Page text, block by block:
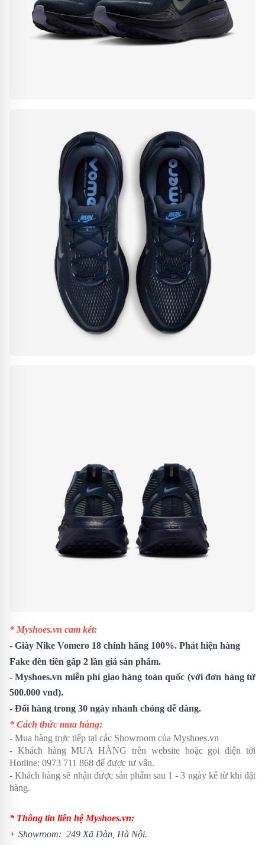
* Myshoes.vn cam kết:
- Giày Nike Vomero 18 chính hãng 100%. Phát hiện hàng
Fake đền tiền gấp 2 lần giá sản phẩm.
- Myshoes.vn miễn phí giao hàng toàn quốc (với đơn hàng từ
500.000 vnđ).
- Đổi hàng trong 30 ngày nhanh chóng dễ dàng.
* Cách thức mua hàng:
- Mua hàng trực tiếp tại các Showroom của Myshoes.vn
- Khách hàng MUA HÀNG trên website hoặc gọi điện tới
Hotline: 0973 711 868 để được tư vấn.
- Khách hàng sẽ nhận được sản phẩm sau 1 - 3 ngày kể từ khi đặt
hàng.
* Thông tin liên hệ Myshoes.vn:
+ Showroom: 249 Xã Đàn, Hà Nội.